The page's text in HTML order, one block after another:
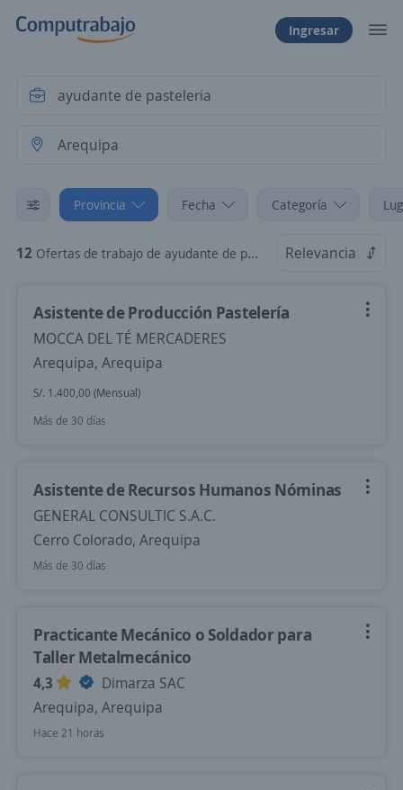
Ingresar
Provincia Fecha Categoría
12 Ofertas de trabajo de ayudante de pasteleria en Arequipa Relevancia
Asistente de Producción Pastelería
MOCCA DEL TÉ MERCADERES
Arequipa, Arequipa
S/. 1.400,00 (Mensual)
Más de 30 días
Asistente de Recursos Humanos Nóminas
GENERAL CONSULTIC S.A.C.
Cerro Colorado, Arequipa
Más de 30 días
Practicante Mecánico o Soldador para
Taller Metalmecánico
4,3
Dimarza SAC
Arequipa, Arequipa
Hace 21 horas